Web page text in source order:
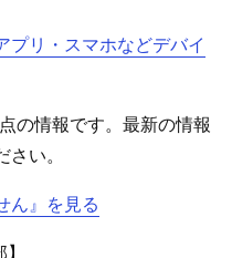
リ・スマホなどデバイ
の情報です。最新の情報
い。
ん』を見る